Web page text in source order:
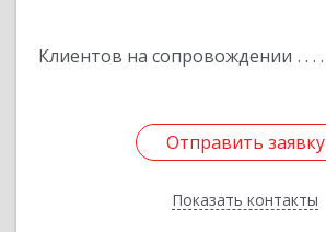
Клиентов на сопровождении
Отправить заявку
Показать контакты
Отправить заявку
Назад